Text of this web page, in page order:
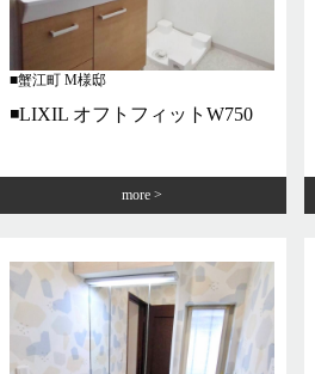
蟹江町 M様邸
◾️LIXIL オフトフィットW750
more